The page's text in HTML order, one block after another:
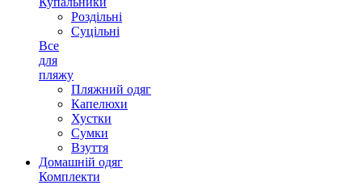
Роздільні
Суцільні
Все
для
пляжу
Пляжний одяг
Капелюхи
Хустки
Сумки
Взуття
Домашній одяг
Комплекти